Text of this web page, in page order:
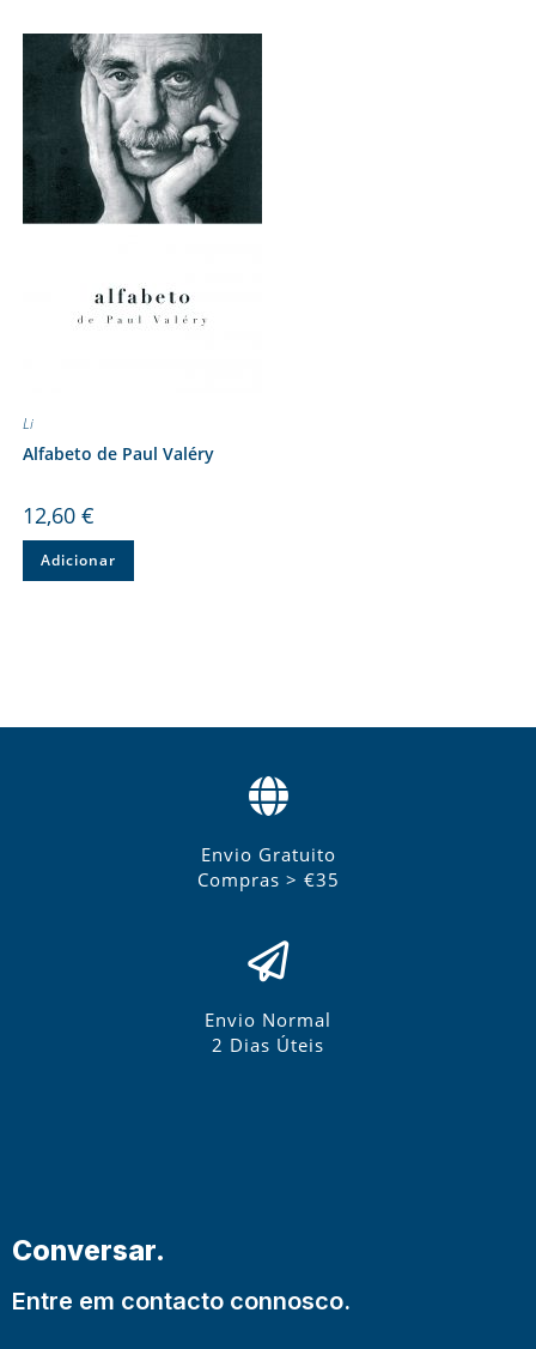
Li
Alfabeto de Paul Valéry
12,60 €
Adicionar
Envio Gratuito
Compras > €35
Envio Normal
2 Dias Úteis
Conversar.
Entre em contacto connosco.